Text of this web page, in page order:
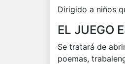
Dirigido a niños
EL JUEGO
Se tratará de
poemas,